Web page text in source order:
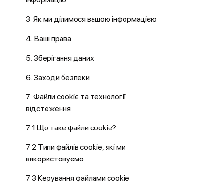
3. Як ми ділимося вашою інформацією
4. Ваші права
5. Зберігання даних
6. Заходи безпеки
7. Файли cookie та технології
відстеження
7.1 Що таке файли cookie?
7.2 Типи файлів cookie, які ми
використовуємо
7.3 Керування файлами cookie